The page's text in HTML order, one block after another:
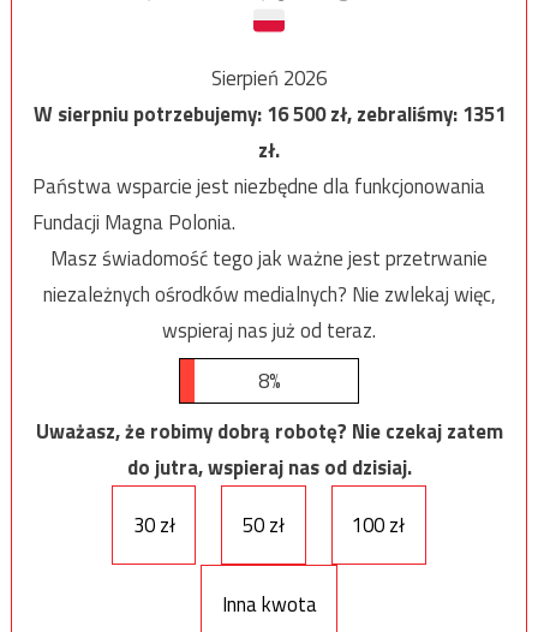
Sierpień 2026
W sierpniu potrzebujemy:16 500zł, zebraliśmy:1351
zł.
Państwa wsparcie jest niezbędne dla funkcjonowania
Fundacji Magna Polonia.
Masz świadomość tego jak ważne jest przetrwanie
niezależnych ośrodków medialnych? Nie zwlekaj więc,
wspieraj nas już od teraz.
8%
Uważasz, że robimy dobrą robotę? Nie czekaj zatem
do jutra, wspieraj nas od dzisiaj.
30 zł
50 zł 100 zł
Inna kwota